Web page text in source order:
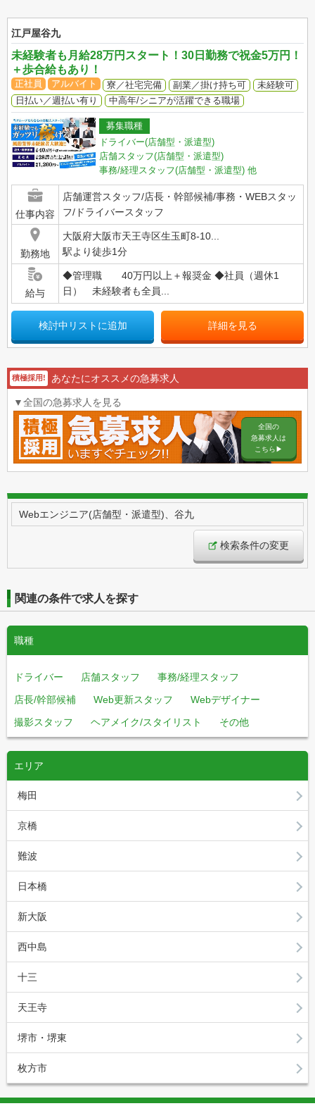
江戸屋谷九
未経験者も月給28万円スタート！30日勤務で祝金5万円！
＋歩合給もあり！
正社員 アルバイト 寮／社宅完備 副業／掛け持ち可
未経験可
日払い／週払い有り
中高年/シニアが活躍できる職場
募集職種
ドライバー(店舗型・派遣型)
店舗スタッフ(店舗型・派遣型)
事務/経理スタッフ(店舗型・派遣型) 他
仕事内容
店舗運営スタッフ/店長・幹部候補/事務・WEBスタッ
フ/ドライバースタッフ
勤務地
大阪府大阪市天王寺区生玉町8-10...
駅より徒歩1分
給与
◆管理職 40万円以上＋報奨金 ◆社員（週休1
日） 未経験者も全員...
検討中リストに追加 詳細を見る
積極採用! あなたにオススメの急募求人
▼全国の急募求人を見る
全国の
急募求人は
こちら▶︎
Webエンジニア(店舗型・派遣型)、谷九
検索条件の変更
関連の条件で求人を探す
職種
ドライバー 店舗スタッフ
事務/経理スタッフ
店長/幹部候補
Web更新スタッフ
Webデザイナー
撮影スタッフ
ヘアメイク/スタイリスト その他
エリア
梅田
京橋
難波
日本橋
新大阪
西中島
十三
天王寺
堺市・堺東
枚方市